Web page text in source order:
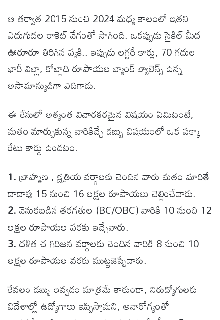
ఆ తర్వాత 2015 నుంచి 2024 మధ్య కాలంలో ఇతని
ఎదుగుదల రాకెట్ వేగంతో సాగింది. ఒకప్పుడు సైకిల్ మీద
ఊరూరూ తిరిగిన వ్యక్తి.. ఇప్పుడు లగ్జరీ కార్లు, 70 గదుల
భారీ విల్లా, కోట్లాది రూపాయల బ్యాంక్ బ్యాలెన్స్ ఉన్న
అసామాన్యుడిగా ఎదిగాడు.
ఈ కేసులో అత్యంత విచారకరమైన విషయం ఏమిటంటే,
మతం మార్చుకున్న వారికిచ్చే డబ్బు విషయంలో ఒక పక్కా
రేటు కార్డు ఉండటం.
1.బ్రాహ్మణ , క్షత్రియ వర్గాలకు చెందిన వారు మతం మారితే
దాదాపు 15 నుంచి 16 లక్షల రూపాయలు చెల్లించేవారు.
2.వెనుకబడిన తరగతుల (BC/OBC) వారికి 10 నుంచి 12
లక్షల రూపాయల వరకు ఇచ్చేవారు.
3.దళిత చ గిరిజన వర్గాలకు చెందిన వారికి 8 నుంచి 10
లక్షల రూపాయల వరకు ముట్టజెప్పేవారు.
కేవలం డబ్బు ఇవ్వడం మాత్రమే కాకుండా, నిరుద్యోగులకు
విదేశాల్లో ఉద్యోగాలు ఇప్పిస్తామని, అనారోగ్యంతో